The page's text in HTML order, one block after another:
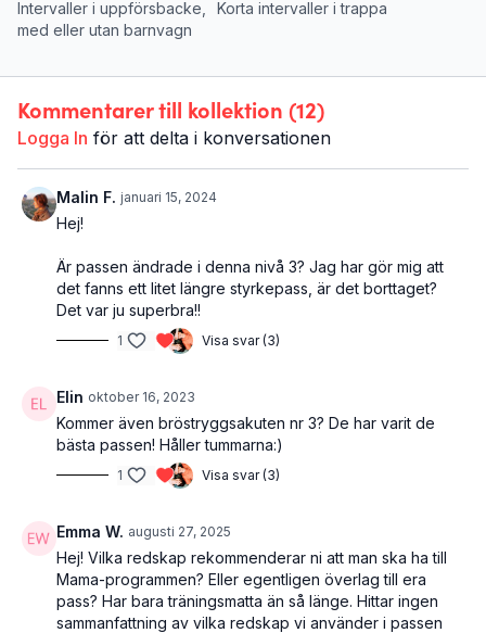
Intervaller i uppförsbacke,
med eller utan barnvagn
Korta intervaller i trappa
Kommentarer till kollektion (12)
Logga In för att delta i konversationen
Malin F. januari 15, 2024
Hej!
Är passen ändrade i denna nivå 3? Jag har gör mig att
det fanns ett litet längre styrkepass, är det borttaget?
Det var ju superbra!!
1 Visa svar (3)
Elin oktober 16, 2023
Kommer även bröstryggsakuten nr 3? De har varit de
bästa passen! Håller tummarna:)
1 Visa svar (3)
Emma W. augusti 27, 2025
Hej! Vilka redskap rekommenderar ni att man ska ha till
Mama-programmen? Eller egentligen överlag till era
pass? Har bara träningsmatta än så länge. Hittar ingen
sammanfattning av vilka redskap vi använder i passen